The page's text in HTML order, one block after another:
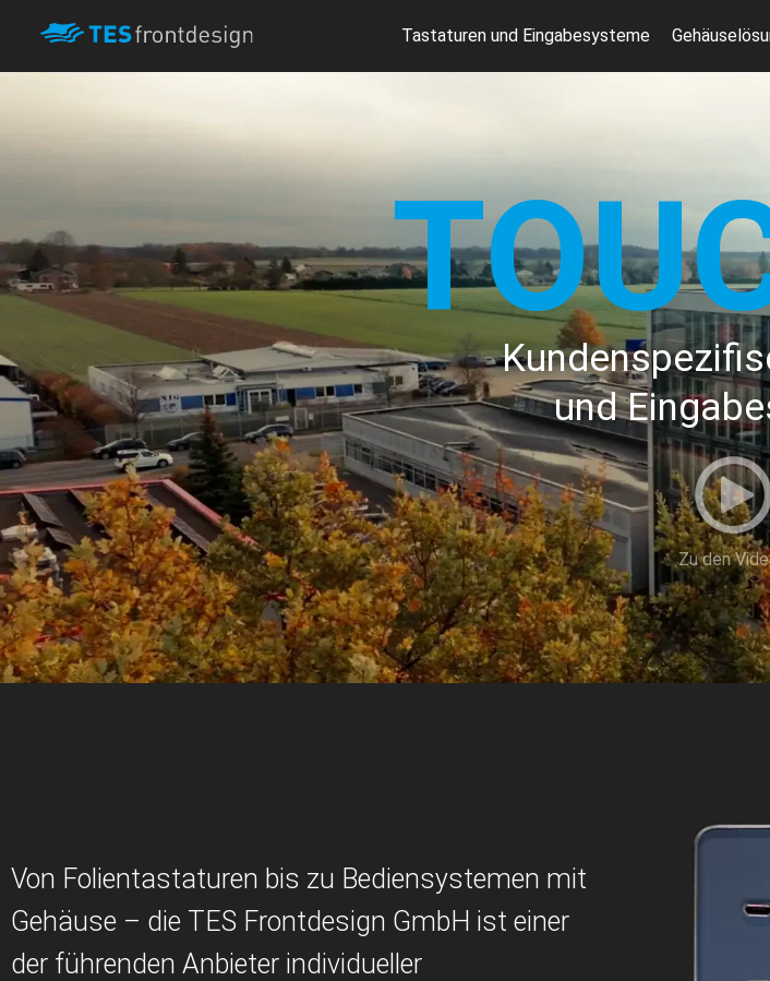
Tastaturen und Eingabesysteme
und
Zu den
Von Folientastaturen bis zu Bediensystemen mit
Gehäuse – die TES Frontdesign GmbH ist einer
der führenden Anbieter individueller